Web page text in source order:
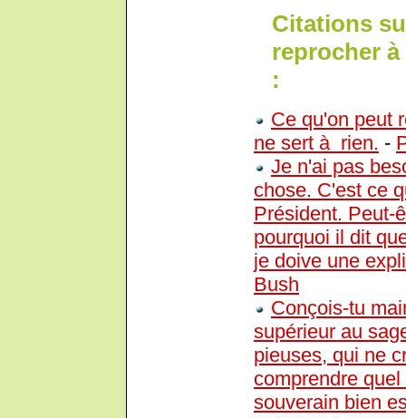
Citations
reprocher
:
Ce qu'on peut
ne sert à rien. -
Je n'ai pas
chose. C'est ce
Président. Peut-
pourquoi il dit
je doive une
Bush
Conçois-tu
supérieur au
pieuses, qui ne
comprendre
souverain bien